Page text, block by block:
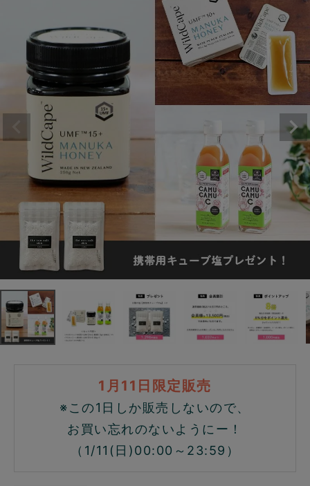
1月11日限定販売
※この1日しか販売しないので、
お買い忘れのないようにー！
（1/11(日)00:00～23:59）